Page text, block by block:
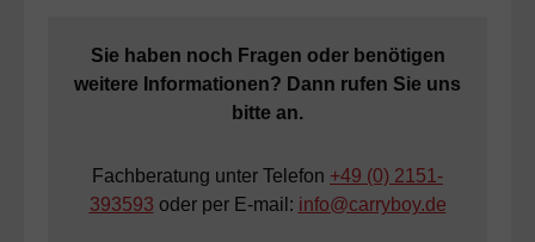
Sie haben noch Fragen oder benötigen
weitere Informationen? Dann rufen Sie uns
bitte an.
Fachberatung unter Telefon +49 (0) 2151-
393593 oder per E-mail: info@carryboy.de